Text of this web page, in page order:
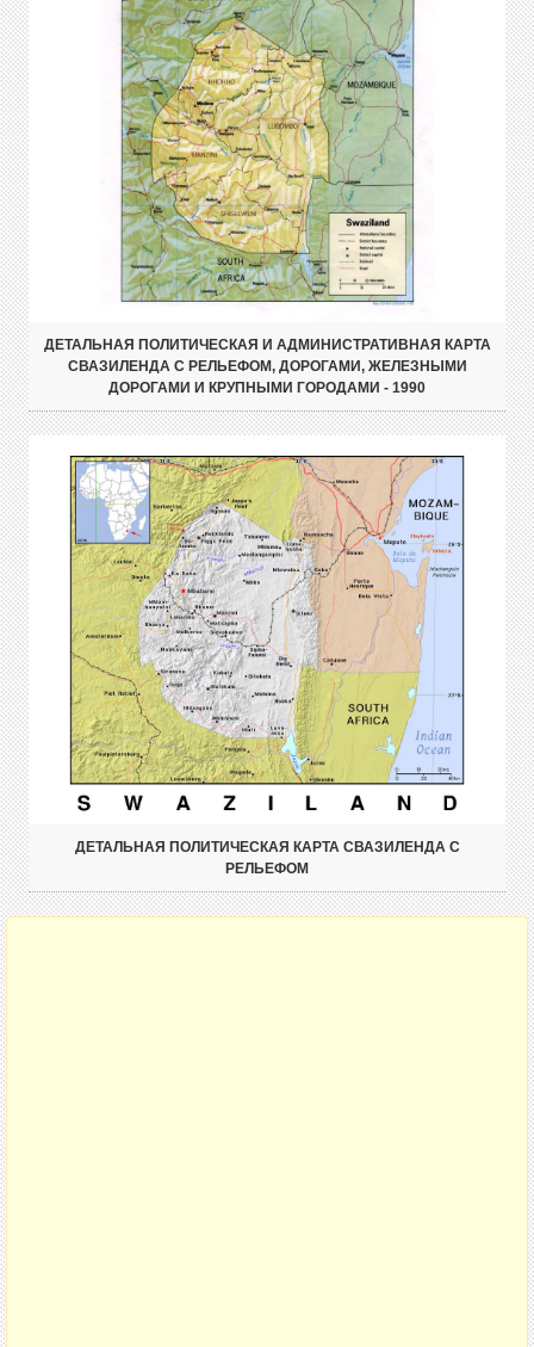
ДЕТАЛЬНАЯ ПОЛИТИЧЕСКАЯ И АДМИНИСТРАТИВНАЯ КАРТА
СВАЗИЛЕНДА С РЕЛЬЕФОМ, ДОРОГАМИ, ЖЕЛЕЗНЫМИ
ДОРОГАМИ И КРУПНЫМИ ГОРОДАМИ - 1990
ДЕТАЛЬНАЯ ПОЛИТИЧЕСКАЯ КАРТА СВАЗИЛЕНДА С
РЕЛЬЕФОМ